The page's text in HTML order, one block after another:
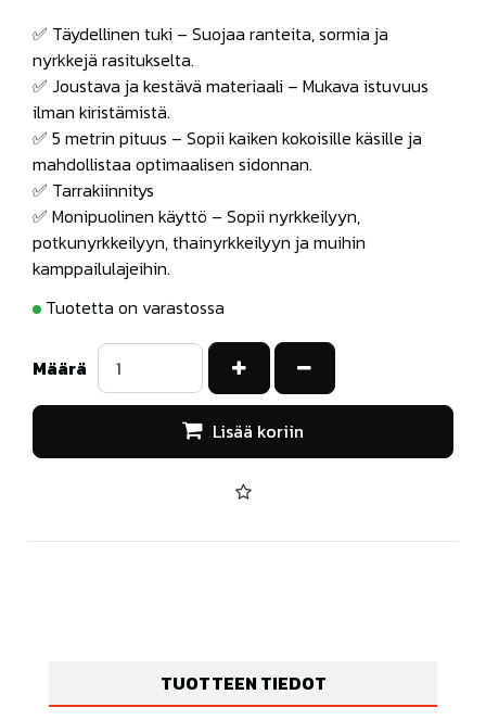
✅ Täydellinen tuki – Suojaa ranteita, sormia ja
nyrkkejä rasitukselta.
✅ Joustava ja kestävä materiaali – Mukava istuvuus
ilman kiristämistä.
✅ 5 metrin pituus – Sopii kaiken kokoisille käsille ja
mahdollistaa optimaalisen sidonnan.
✅ Tarrakiinnitys
✅ Monipuolinen käyttö – Sopii nyrkkeilyyn,
potkunyrkkeilyyn, thainyrkkeilyyn ja muihin
kamppailulajeihin.
Tuotetta on varastossa
Määrä Kasvata määrääVähennä määrää
Lisää koriin
TUOTTEEN TIEDOT